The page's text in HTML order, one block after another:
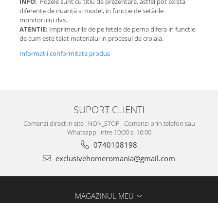
diferențe de nuanță si model, in funcție de setările
monitorului dvs.
ATENTIE: Imprimeurile de pe fetele de perna difera in functie
de cum este taiat materialul in procesul de croiala.
Informatii conformitate produs
SUPORT CLIENTI
Comenzi direct in site : NON_STOP . Comenzi prin telefon sau
Whatsapp: intre 10:00 si 16:00
0740108198
exclusivehomeromania@gmail.com
MAGAZINUL MEU